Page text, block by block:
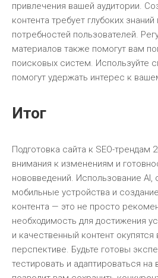
привлечения вашей аудитории.
контента требует глубоких
потребностей пользователей.
материалов также помогут вам
поисковых систем. Используйте
помогут удержать интерес к
Итог
Подготовка сайта к SEO-трендам
внимания к изменениям и
нововведений. Использование AI,
мобильные устройства и
контента — это не просто
необходимость для достижения
и качественный контент окупятся
перспективе. Будьте готовы
тестировать и адаптироваться на